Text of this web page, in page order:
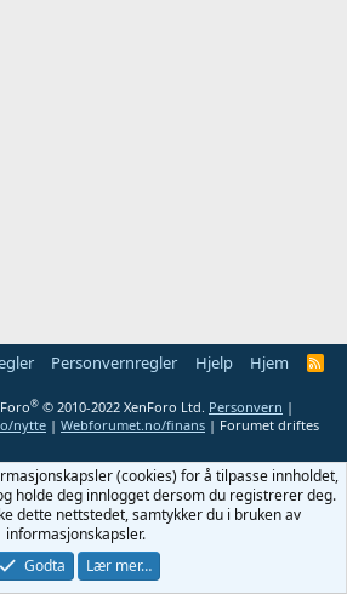
Personvernregler Hjelp Hjem
R
® © 2010-2022 XenForo Ltd. Personvern |
nytte | Webforumet.no/finans | Forumet driftes
(cookies) for å tilpasse innholdet,
holde deg innlogget dersom du registrerer deg.
dette nettstedet, samtykker du i bruken av
informasjonskapsler.
Godta
Lær mer…